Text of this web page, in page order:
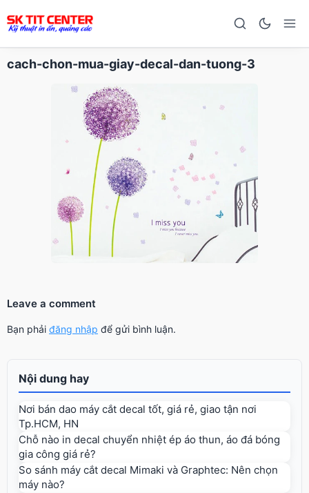
cach-chon-mua-giay-decal-dan-tuong-3
Leave a comment
Bạn phải đăng nhập để gửi bình luận.
Nội dung hay
Nơi bán dao máy cắt decal tốt, giá rẻ, giao tận nơi
Tp.HCM, HN
Chỗ nào in decal chuyển nhiệt ép áo thun, áo đá bóng
gia công giá rẻ?
So sánh máy cắt decal Mimaki và Graphtec: Nên chọn
máy nào?